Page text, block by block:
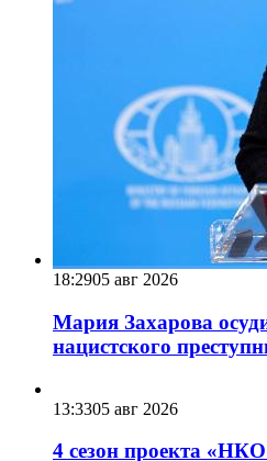
18:2905 авг 2026
Мария Захарова
нацистского
13:3305 авг 2026
4 сезон проекта